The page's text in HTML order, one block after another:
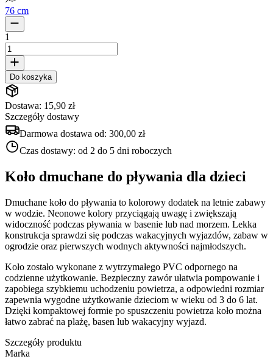
76 cm
1
Do koszyka
Dostawa: 15,90 zł
Szczegóły dostawy
Darmowa dostawa od: 300,00 zł
Czas dostawy: od 2 do 5 dni roboczych
Koło dmuchane do pływania dla dzieci
Dmuchane koło do pływania to kolorowy dodatek na letnie zabawy
w wodzie. Neonowe kolory przyciągają uwagę i zwiększają
widoczność podczas pływania w basenie lub nad morzem. Lekka
konstrukcja sprawdzi się podczas wakacyjnych wyjazdów, zabaw w
ogrodzie oraz pierwszych wodnych aktywności najmłodszych.
Koło zostało wykonane z wytrzymałego PVC odpornego na
codzienne użytkowanie. Bezpieczny zawór ułatwia pompowanie i
zapobiega szybkiemu uchodzeniu powietrza, a odpowiedni rozmiar
zapewnia wygodne użytkowanie dzieciom w wieku od 3 do 6 lat.
Dzięki kompaktowej formie po spuszczeniu powietrza koło można
łatwo zabrać na plażę, basen lub wakacyjny wyjazd.
Szczegóły produktu
Marka